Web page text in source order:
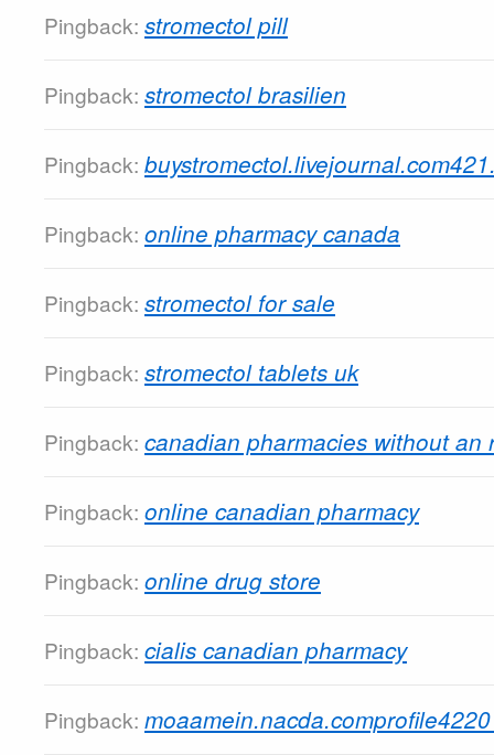
Pingback: stromectol pill
Pingback: stromectol brasilien
Pingback:
Pingback: online pharmacy canada
Pingback: stromectol for sale
Pingback: stromectol tablets uk
Pingback: canadian pharmacies without an
Pingback: online canadian pharmacy
Pingback: online drug store
Pingback: cialis canadian pharmacy
Pingback: